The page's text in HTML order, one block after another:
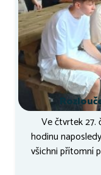
Ve čtvrtek 27.
hodinu
všichni přítomní